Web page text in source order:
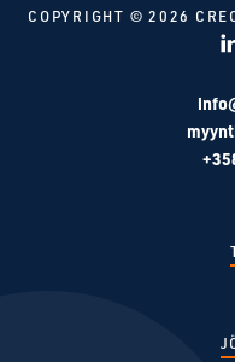
COPYRIGHT © 2026